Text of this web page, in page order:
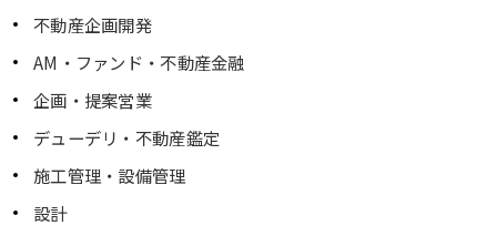
不動産企画開発
AM・ファンド・不動産金融
企画・提案営業
デューデリ・不動産鑑定
施工管理・設備管理
設計